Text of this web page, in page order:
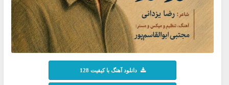
دانلود آهنگ با کیفیت 128